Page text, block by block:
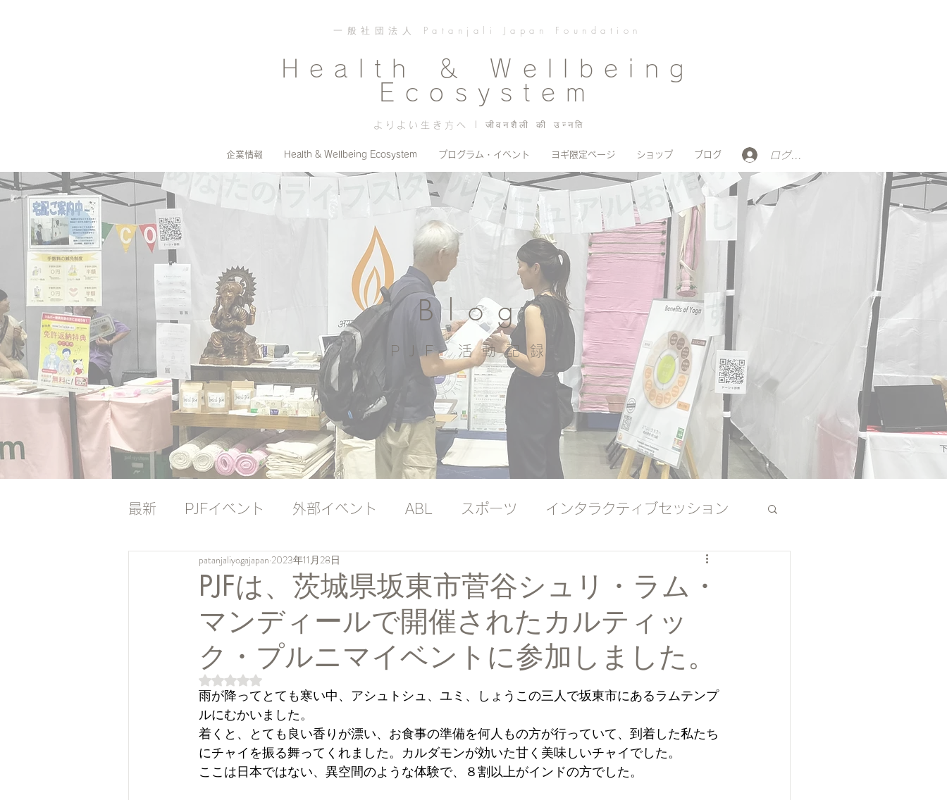
一般社団法人 Patanjali Japan Foundation
Health ＆ Wellbeing
Ecosystem
よりよい生き方へ | जीवनशैली की उन्नति
企業情報 Health & Wellbeing Ecosystem プログラム・イベント ヨギ限定ページ ショップ ブログ ログイン
Blog
PJF ​活動記録
最新 PJFイベント 外部イベント ABL スポーツ インタラクティブセッション
ナレッジバンク ナレッジバンク（プレミアム）
PJFは、茨城県坂東市菅谷シュリ・ラム・
マンディールで開催されたカルティッ
ク・プルニマイベントに参加しました。
patanjaliyogajapan 2023年11月28日
5つ星のうちNaNと評価されています。
雨が降ってとても寒い中、アシュトシュ、ユミ、しょうこの三人で坂東市にあるラムテンプ
ルにむかいました。
着くと、とても良い香りが漂い、お食事の準備を何人もの方が行っていて、到着した私たち
にチャイを振る舞ってくれました。カルダモンが効いた甘く美味しいチャイでした。
ここは日本ではない、異空間のような体験で、８割以上がインドの方でした。